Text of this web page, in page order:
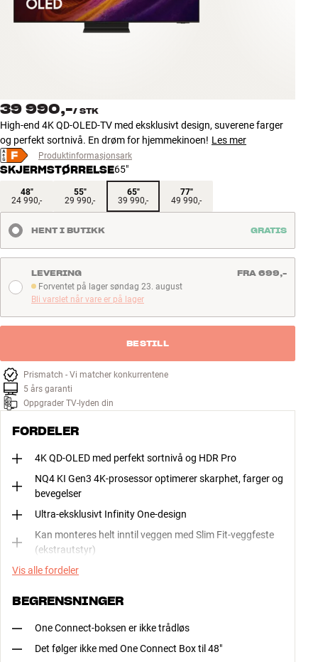
Tilbehør
NYHETER
TILBUD
Finn Butikk
Kundeservice
Logg inn
Kundeservice
Bygg med lyd
39 990,-/ STK
High-end 4K QD-OLED-TV med eksklusivt design, suverene farger
og perfekt sortnivå. En drøm for hjemmekinoen! Les mer
Produktinformasjonsark
SKJERMSTØRRELSE65"
48"
24 990,-
55"
29 990,-
65"
39 990,-
77"
49 990,-
HENT I BUTIKK GRATIS
Forventet på lager søndag 23. august
Forventet på lager søndag 23. august
Bli varslet når vare er på lager
LEVERING FRA 699,-
BESTILL
Prismatch - Vi matcher konkurrentene
5 års garanti
Oppgrader TV-lyden din
FORDELER
4K QD-OLED med perfekt sortnivå og HDR Pro
NQ4 KI Gen3 4K-prosessor optimerer skarphet, farger og
bevegelser
Ultra-eksklusivt Infinity One-design
Kan monteres helt inntil veggen med Slim Fit-veggfeste
(ekstrautstyr)
Vis alle fordeler
BEGRENSNINGER
One Connect-boksen er ikke trådløs
Det følger ikke med One Connect Box til 48"